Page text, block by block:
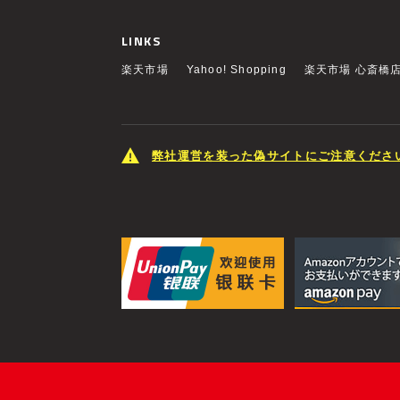
LINKS
楽天市場 Yahoo! Shopping 楽天市場 心斎橋
弊社運営を装った偽サイトにご注意くださ